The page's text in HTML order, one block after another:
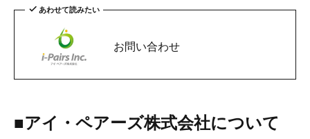
あわせて読みたい
お問い合わせ
■アイ ・ ペアーズ株式会社について